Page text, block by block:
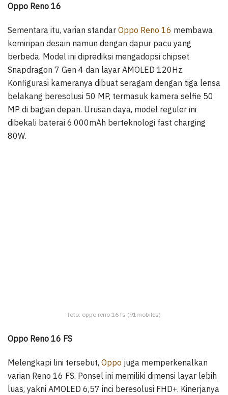
Oppo Reno 16
Sementara itu, varian standar Oppo Reno 16 membawa
kemiripan desain namun dengan dapur pacu yang
berbeda. Model ini diprediksi mengadopsi chipset
Snapdragon 7 Gen 4 dan layar AMOLED 120Hz.
Konfigurasi kameranya dibuat seragam dengan tiga lensa
belakang beresolusi 50 MP, termasuk kamera selfie 50
MP di bagian depan. Urusan daya, model reguler ini
dibekali baterai 6.000mAh berteknologi fast charging
80W.
foto: oppo reno 16 fs (91mobiles)
Oppo Reno 16 FS
Melengkapi lini tersebut, Oppo juga memperkenalkan
varian Reno 16 FS. Ponsel ini memiliki dimensi layar lebih
luas, yakni AMOLED 6,57 inci beresolusi FHD+. Kinerjanya